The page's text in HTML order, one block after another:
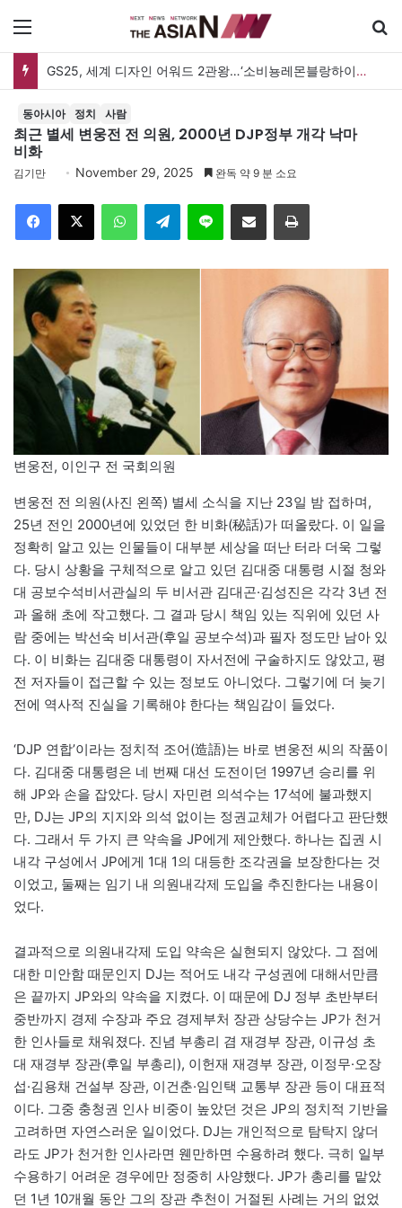
메뉴
GS25, 세계 디자인 어워드 2관왕…‘소비뇽레몬블랑하이볼’ 디자인 경쟁력 인정
동아시아 정치 사람
최근 별세 변웅전 전 의원, 2000년 DJP정부 개각 낙마
비화
김기만 November 29, 2025 완독 약 9 분 소요
Facebook
X WhatsAppTelegramLine 이메일 인쇄
변웅전, 이인구 전 국회의원
변웅전 전 의원(사진 왼쪽) 별세 소식을 지난 23일 밤 접하며,
25년 전인 2000년에 있었던 한 비화(秘話)가 떠올랐다. 이 일을
정확히 알고 있는 인물들이 대부분 세상을 떠난 터라 더욱 그렇
다. 당시 상황을 구체적으로 알고 있던 김대중 대통령 시절 청와
대 공보수석비서관실의 두 비서관 김대곤·김성진은 각각 3년 전
과 올해 초에 작고했다. 그 결과 당시 책임 있는 직위에 있던 사
람 중에는 박선숙 비서관(후일 공보수석)과 필자 정도만 남아 있
다. 이 비화는 김대중 대통령이 자서전에 구술하지도 않았고, 평
전 저자들이 접근할 수 있는 정보도 아니었다. 그렇기에 더 늦기
전에 역사적 진실을 기록해야 한다는 책임감이 들었다.
‘DJP 연합’이라는 정치적 조어(造語)는 바로 변웅전 씨의 작품이
다. 김대중 대통령은 네 번째 대선 도전이던 1997년 승리를 위
해 JP와 손을 잡았다. 당시 자민련 의석수는 17석에 불과했지
만, DJ는 JP의 지지와 의석 없이는 정권교체가 어렵다고 판단했
다. 그래서 두 가지 큰 약속을 JP에게 제안했다. 하나는 집권 시
내각 구성에서 JP에게 1대 1의 대등한 조각권을 보장한다는 것
이었고, 둘째는 임기 내 의원내각제 도입을 추진한다는 내용이
었다.
결과적으로 의원내각제 도입 약속은 실현되지 않았다. 그 점에
대한 미안함 때문인지 DJ는 적어도 내각 구성권에 대해서만큼
은 끝까지 JP와의 약속을 지켰다. 이 때문에 DJ 정부 초반부터
중반까지 경제 수장과 주요 경제부처 장관 상당수는 JP가 천거
한 인사들로 채워졌다. 진념 부총리 겸 재경부 장관, 이규성 초
대 재경부 장관(후일 부총리), 이헌재 재경부 장관, 이정무·오장
섭·김용채 건설부 장관, 이건춘·임인택 교통부 장관 등이 대표적
이다. 그중 충청권 인사 비중이 높았던 것은 JP의 정치적 기반을
고려하면 자연스러운 일이었다. DJ는 개인적으로 탐탁지 않더
라도 JP가 천거한 인사라면 웬만하면 수용하려 했다. 극히 일부
수용하기 어려운 경우에만 정중히 사양했다. JP가 총리를 맡았
던 1년 10개월 동안 그의 장관 추천이 거절된 사례는 거의 없었